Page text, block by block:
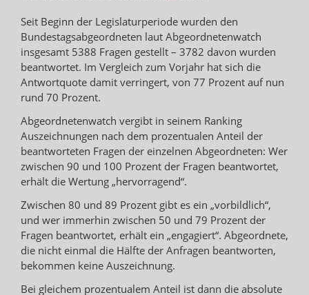
Seit Beginn der Legislaturperiode wurden den
Bundestagsabgeordneten laut Abgeordnetenwatch
insgesamt 5388 Fragen gestellt – 3782 davon wurden
beantwortet. Im Vergleich zum Vorjahr hat sich die
Antwortquote damit verringert, von 77 Prozent auf nun
rund 70 Prozent.
Abgeordnetenwatch vergibt in seinem Ranking
Auszeichnungen nach dem prozentualen Anteil der
beantworteten Fragen der einzelnen Abgeordneten: Wer
zwischen 90 und 100 Prozent der Fragen beantwortet,
erhält die Wertung „hervorragend“.
Zwischen 80 und 89 Prozent gibt es ein „vorbildlich“,
und wer immerhin zwischen 50 und 79 Prozent der
Fragen beantwortet, erhält ein „engagiert“. Abgeordnete,
die nicht einmal die Hälfte der Anfragen beantworten,
bekommen keine Auszeichnung.
Bei gleichem prozentualem Anteil ist dann die absolute